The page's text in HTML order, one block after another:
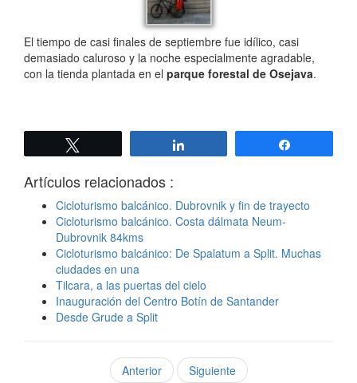
El tiempo de casi finales de septiembre fue idílico, casi
demasiado caluroso y la noche especialmente agradable,
con la tienda plantada en el parque forestal de Osejava.
Artículos relacionados :
Cicloturismo balcánico. Dubrovnik y fin de trayecto
Cicloturismo balcánico. Costa dálmata Neum-
Dubrovnik 84kms
Cicloturismo balcánico: De Spalatum a Split. Muchas
ciudades en una
Tilcara, a las puertas del cielo
Inauguración del Centro Botín de Santander
Desde Grude a Split
Anterior Siguiente